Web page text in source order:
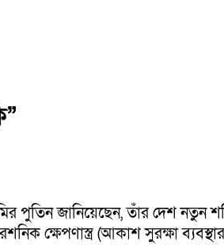
পুতিন জানিয়েছেন, তাঁর দেশ
ক্ষেপণাস্ত্র (আকাশ সুরক্ষা